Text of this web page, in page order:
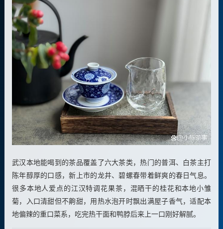
武汉本地能喝到的茶品覆盖了六大茶类，热门的普洱、白茶主打
陈年醇厚的口感，新上市的龙井、碧螺春带着鲜爽的春日气息。
很多本地人爱点的江汉特调花果茶，混晒干的桂花和本地小雏
菊，入口清甜但不齁甜，用热水泡开时飘出满屋子香气，适配本
地偏辣的重口菜系，吃完热干面和鸭脖后来上一口刚好解腻。